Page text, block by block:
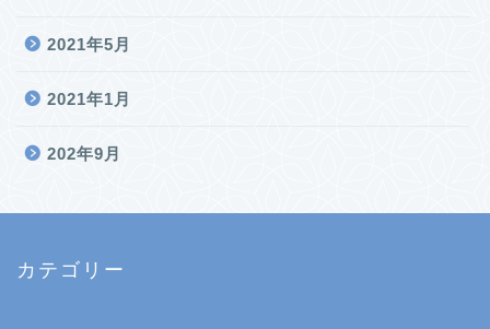
2021年5月
2021年1月
202年9月
カテゴリー